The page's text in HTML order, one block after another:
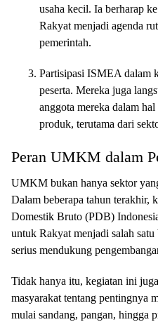
usaha kecil. Ia berharap
Rakyat menjadi agenda
pemerintah.
Partisipasi ISMEA dalam
peserta. Mereka juga
anggota mereka dalam
produk, terutama dari
Peran UMKM dalam
UMKM bukan hanya sektor
Dalam beberapa tahun terakhir,
Domestik Bruto (PDB)
untuk Rakyat menjadi salah
serius mendukung
Tidak hanya itu, kegiatan ini
masyarakat tentang pentingnya
mulai sandang, pangan,